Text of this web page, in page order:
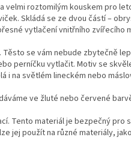
velmi roztomilým kouskem pro
Skládá se ze dvou částí –
vytlačení vnitřního zvířecího
se vám nebude zbytečně
perníčku vytlačit. Motiv se
i na světlém lineckém nebo
ve žluté nebo červené
Tento materiál je bezpečný pro
jej použít na různé materiály,